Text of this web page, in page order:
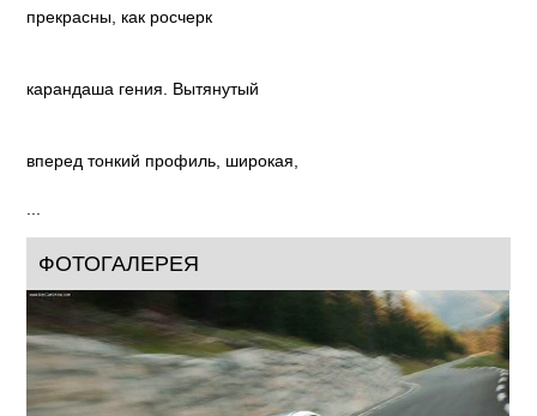
прекрасны, как росчерк
карандаша гения. Вытянутый
вперед тонкий профиль, широкая,
ФОТОГАЛЕРЕЯ